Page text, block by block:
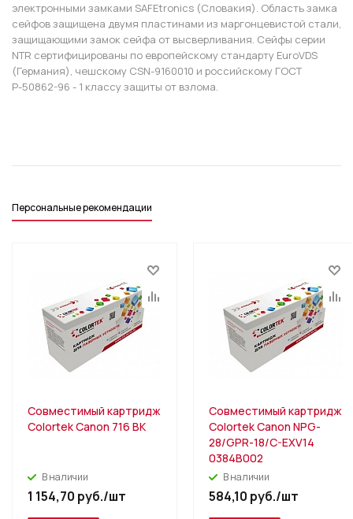
электронными замками SAFEtronics (Словакия). Область замка
сейфов защищена двумя пластинами из маргонцевистой стали,
защищающими замок сейфа от высверливания. Сейфы серии
NTR сертифицированы по европейскому стандарту EuroVDS
(Германия), чешскому CSN-9160010 и российскому ГОСТ
Р-50862-96 - 1 классу защиты от взлома.
Персональные рекомендации
Совместимый картридж
Colortek Canon 716 BK
В наличии
1 154,70 руб./шт
Совместимый картридж
Colortek Canon NPG-
28/GPR-18/C-EXV14
0384B002
В наличии
584,10 руб./шт